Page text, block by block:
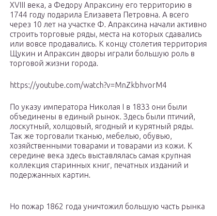
XVIII века, а Федору Апраксину его территорию в
1744 году подарила Елизавета Петровна. А всего
через 10 лет на участке Ф. Апраксина начали активно
строить торговые ряды, места на которых сдавались
или вовсе продавались. К концу столетия территория
Щукин и Апраксин дворы играли большую роль в
торговой жизни города.
https://youtube.com/watch?v=MnZkbhvorM4
По указу императора Николая I в 1833 они были
объединены в единый рынок. Здесь были птичий,
лоскутный, холщовый, ягодный и курятный ряды.
Так же торговали тканью, мебелью, обувью,
хозяйственными товарами и товарами из кожи. К
середине века здесь выставлялась самая крупная
коллекция старинных книг, печатных изданий и
подержанных картин.
Но пожар 1862 года уничтожил большую часть рынка